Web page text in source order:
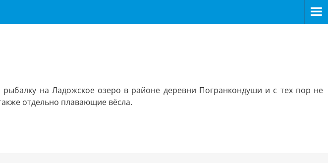
на Ладожское озеро в районе деревни Погранкондуши и с тех пор не
отдельно плавающие вёсла.